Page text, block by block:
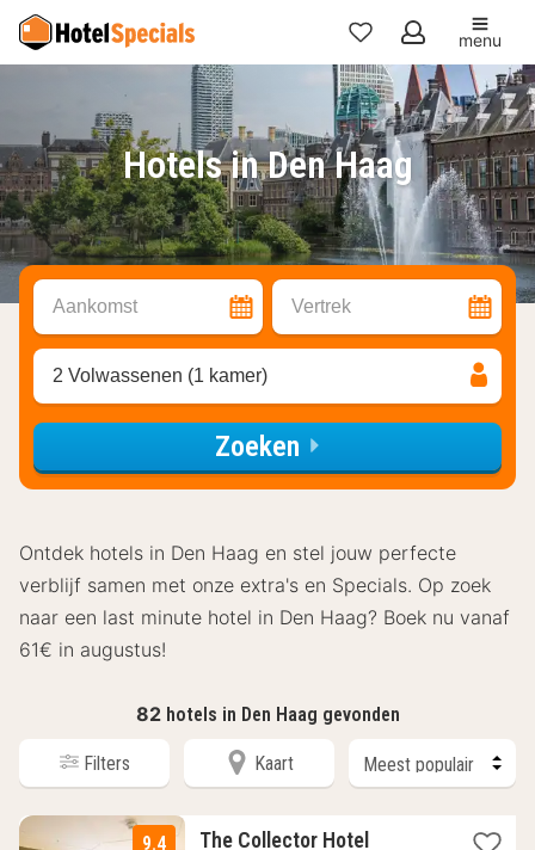
Mijn
favorieten
menu
Hotels in Den Haag
Aankomst Vertrek
2 Volwassenen (1 kamer)
Zoeken
Ontdek hotels in Den Haag en stel jouw perfecte
verblijf samen met onze extra's en Specials. Op zoek
naar een last minute hotel in Den Haag? Boek nu vanaf
61€ in augustus!
82 hotels in Den Haag gevonden
Filters Kaart
9.4 The Collector Hotel1